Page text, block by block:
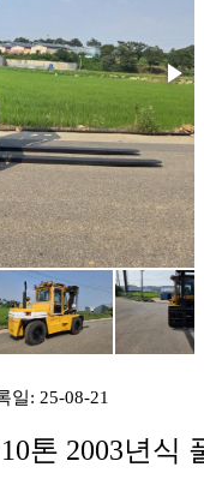
일: 25-08-21
톤 2003년식